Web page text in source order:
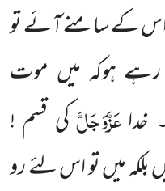
کے سامنے آئے تو
رہے ہوکہ میں موت
عَزَّوَجَلَّکی قسم !
میں تو اس لئے رو